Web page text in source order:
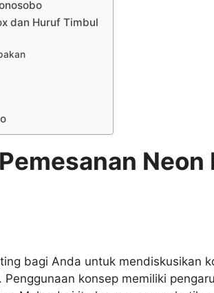
dan Huruf Timbul
Neon
bagi Anda untuk mendiskusikan
konsep memiliki